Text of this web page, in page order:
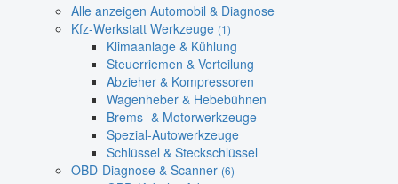
Alle anzeigen Automobil & Diagnose
Kfz-Werkstatt Werkzeuge (1)
Klimaanlage & Kühlung
Steuerriemen & Verteilung
Abzieher & Kompressoren
Wagenheber & Hebebühnen
Brems- & Motorwerkzeuge
Spezial-Autowerkzeuge
Schlüssel & Steckschlüssel
OBD-Diagnose & Scanner (6)